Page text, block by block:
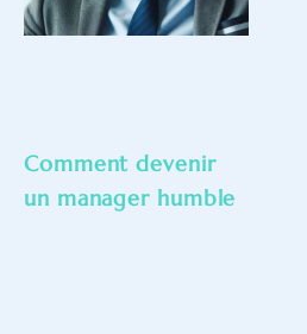
Comment devenir
un manager humble